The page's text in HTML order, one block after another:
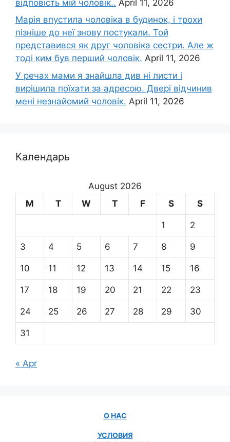
відповість мій чоловік.. April 11, 2026
Марія впустила чоловіка в будинок, і трохи
пізніше до неї знову постукали. Той
представився як друг чоловіка сестри. Але ж
тоді ким був перший чоловік. April 11, 2026
У речах мами я знайшла див ні листи і
вирішила поїхати за адресою. Двері відчинив
мені незнайомий чоловік. April 11, 2026
Календарь
August 2026
M
T W T F S S
1 2
3 4 5 6 7 8 9
10 11 12 13 14 15 16
17 18 19 20 21 22 23
24 25 26 27 28 29 30
31
« Apr
О НАС
УСЛОВИЯ